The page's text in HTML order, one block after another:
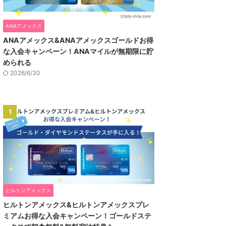
ANAアメックス
ANAアメックス&ANAアメックスゴールドお得
な入会キャンペーン！ANAマイルが無期限に貯
められる
2026/6/30
1
ヒルトンアメックス
ヒルトンアメックス&ヒルトンアメックスプレ
ミアムお得な入会キャンペーン！ゴールドステ